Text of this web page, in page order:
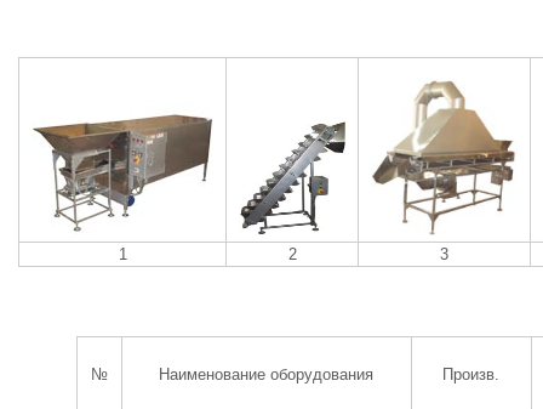
1 2 3
№ Наименование оборудования Произв.